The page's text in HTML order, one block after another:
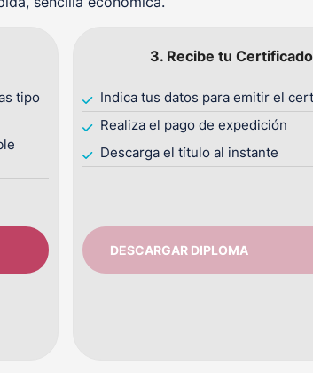
tipo
3. Recibe tu Certificado
Indica tus datos para emitir el
Realiza el pago de expedición
Descarga el título al instante
DESCARGAR DIPLOMA